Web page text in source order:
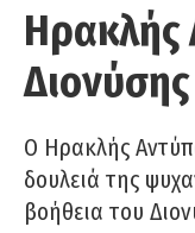
Ηρακλής
Ο Ηρακλής
δουλειά της
βοήθεια του